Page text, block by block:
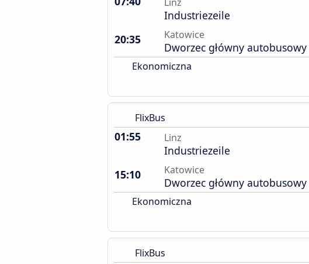
Industriezeile
20:35
Katowice
Dworzec główny autobusowy
Ekonomiczna
FlixBus
01:55 Linz
Industriezeile
15:10
Katowice
Dworzec główny autobusowy
Ekonomiczna
FlixBus